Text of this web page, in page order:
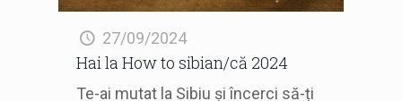
27/09/2024
Hai la How to sibian/că 2024
Te-ai mutat la Sibiu și încerci să-ți